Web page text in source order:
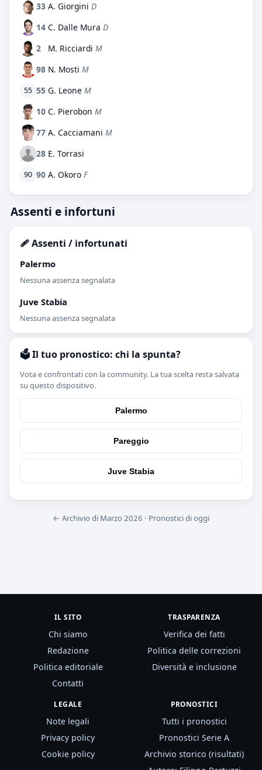
33 A. Giorgini D
14 C. Dalle Mura D
2
M. Ricciardi M
98 N. Mosti M
55 55 G. Leone M
10 C. Pierobon M
77 A. Cacciamani M
28 E. Torrasi
90 90 A. Okoro F
Assenti e infortuni
🩹 Assenti / infortunati
Palermo
Nessuna assenza segnalata
Juve Stabia
Nessuna assenza segnalata
🗳️ Il tuo pronostico: chi la spunta?
Vota e confrontati con la community. La tua scelta resta salvata
su questo dispositivo.
Palermo
Pareggio
Juve Stabia
← Archivio di Marzo 2026 · Pronostici di oggi
IL SITO
Chi siamo
Redazione
Politica editoriale
Contatti
TRASPARENZA
Verifica dei fatti
Politica delle correzioni
Diversità e inclusione
LEGALE
Note legali
Privacy policy
Cookie policy
PRONOSTICI
Tutti i pronostici
Pronostici Serie A
Archivio storico (risultati)